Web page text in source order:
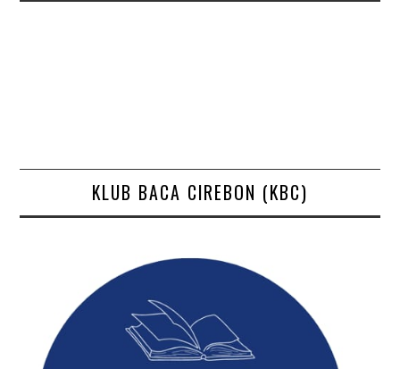
KLUB BACA CIREBON (KBC)